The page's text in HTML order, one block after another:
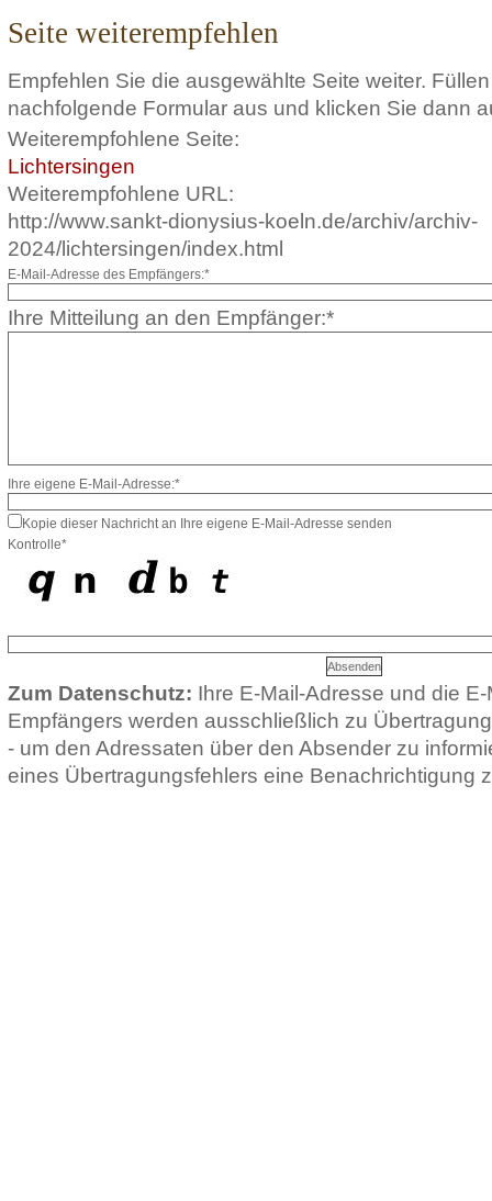
Seite weiterempfehlen
Empfehlen Sie die ausgewählte Seite weiter.
nachfolgende Formular aus und klicken Sie dann
Weiterempfohlene Seite:
Lichtersingen
Weiterempfohlene URL:
http://www.sankt-dionysius-koeln.de/archiv/archiv-
2024/lichtersingen/index.html
E-Mail-Adresse des Empfängers:*
Ihre Mitteilung an den Empfänger:*
Ihre eigene E-Mail-Adresse:*
Kopie dieser Nachricht an Ihre eigene E-Mail-Adresse senden
Kontrolle*
Zum Datenschutz: Ihre E-Mail-Adresse und die
Empfängers werden ausschließlich zu
- um den Adressaten über den Absender zu
eines Übertragungsfehlers eine Benachrichtigung